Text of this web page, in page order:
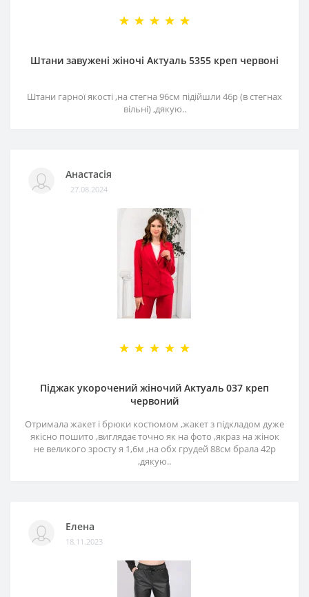
Штани завужені жіночі Актуаль 5355 креп червоні
Штани гарної якості ,на стегна 96см підійшли 46р (в стегнах
вільні) ,дякую..
Анастасія
27.08.2024
Піджак укорочений жіночий Актуаль 037 креп
червоний
Отримала жакет і брюки костюмом ,жакет з підкладом дуже
якісно пошито ,виглядає точно як на фото ,якраз на жінок
не великого зросту я 1,6м ,на обх грудей 88см брала 42р
,дякую..
Елена
18.11.2023